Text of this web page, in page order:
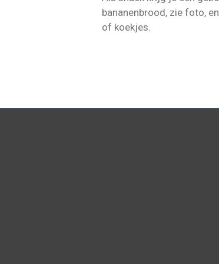
bananenbrood, zie foto,
of koekjes.